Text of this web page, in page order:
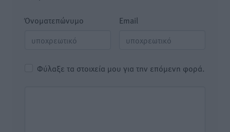
Όνοματεπώνυμο Email
Φύλαξε τα στοιχεία μου για την επόμενη φορά.